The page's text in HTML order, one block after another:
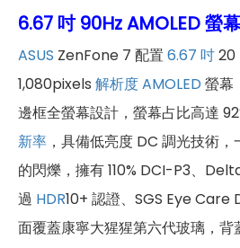
6.67 吋 90Hz AMOLED 螢幕
ASUS ZenFone 7 配置 6.67 吋20
1,080pixels 解析度AMOLED 螢幕
邊框全螢幕設計，螢幕占比高達
新率 ，具備低亮度 DC 調光技術
的閃爍，擁有 110% DCI-P3、
過 HDR10+ 認證、SGS Eye Care
面覆蓋康寧大猩猩第六代玻璃，背